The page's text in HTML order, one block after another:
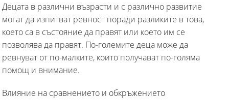
Децата в различни възрасти и с различно развитие
могат да изпитват ревност поради разликите в това,
което са в състояние да правят или което им се
позволява да правят. По-големите деца може да
ревнуват от по-малките, които получават по-голяма
помощ и внимание.
Влияние на сравнението и обкръжението